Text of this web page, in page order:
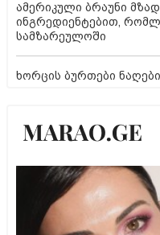
ამერიკული ბრაუნი
ინგრედიენტებით,
სამზარეულოში
ხორცის ბურთები